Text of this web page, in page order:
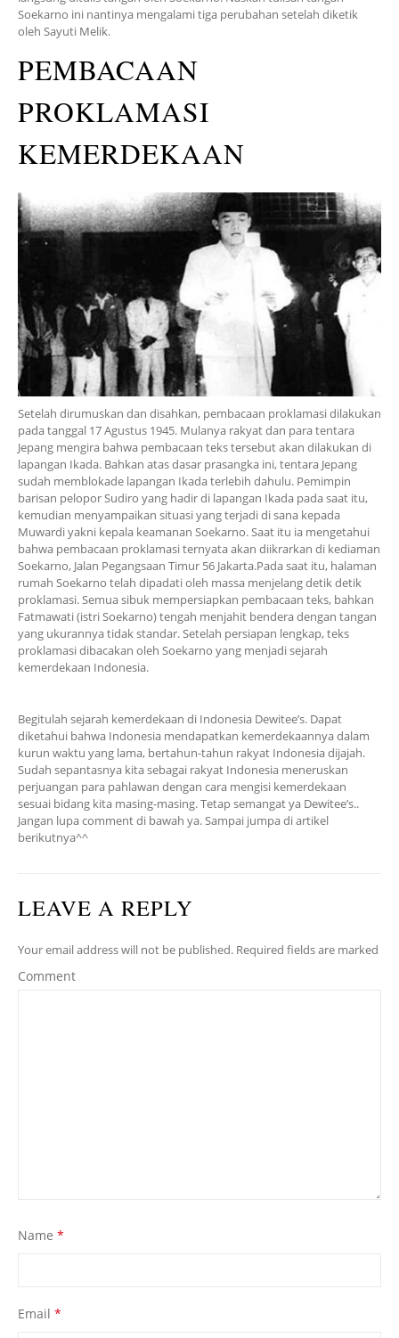
Soekarno ini nantinya mengalami tiga perubahan setelah diketik
oleh Sayuti Melik.
PEMBACAAN
PROKLAMASI
KEMERDEKAAN
Setelah dirumuskan dan disahkan, pembacaan proklamasi dilakukan
pada tanggal 17 Agustus 1945. Mulanya rakyat dan para tentara
Jepang mengira bahwa pembacaan teks tersebut akan dilakukan di
lapangan Ikada. Bahkan atas dasar prasangka ini, tentara Jepang
sudah memblokade lapangan Ikada terlebih dahulu. Pemimpin
barisan pelopor Sudiro yang hadir di lapangan Ikada pada saat itu,
kemudian menyampaikan situasi yang terjadi di sana kepada
Muwardi yakni kepala keamanan Soekarno. Saat itu ia mengetahui
bahwa pembacaan proklamasi ternyata akan diikrarkan di kediaman
Soekarno, Jalan Pegangsaan Timur 56 Jakarta.Pada saat itu, halaman
rumah Soekarno telah dipadati oleh massa menjelang detik detik
proklamasi. Semua sibuk mempersiapkan pembacaan teks, bahkan
Fatmawati (istri Soekarno) tengah menjahit bendera dengan tangan
yang ukurannya tidak standar. Setelah persiapan lengkap, teks
proklamasi dibacakan oleh Soekarno yang menjadi sejarah
kemerdekaan Indonesia.
Begitulah sejarah kemerdekaan di Indonesia Dewitee’s. Dapat
diketahui bahwa Indonesia mendapatkan kemerdekaannya dalam
kurun waktu yang lama, bertahun-tahun rakyat Indonesia dijajah.
Sudah sepantasnya kita sebagai rakyat Indonesia meneruskan
perjuangan para pahlawan dengan cara mengisi kemerdekaan
sesuai bidang kita masing-masing. Tetap semangat ya Dewitee’s..
Jangan lupa comment di bawah ya. Sampai jumpa di artikel
berikutnya^^
LEAVE A REPLY
Your email address will not be published. Required fields are marked
Comment
Name *
Email *